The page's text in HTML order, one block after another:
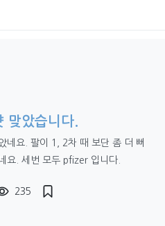
았습니다.
네요. 팔이 1, 2차 때 보단 좀 더 뻐
요. 세번 모두 pfizer 입니다.
235